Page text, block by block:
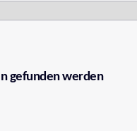
gefunden werden